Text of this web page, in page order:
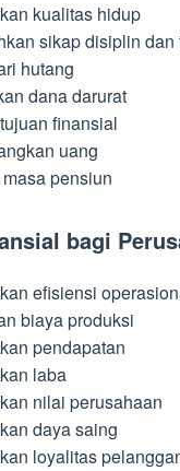
kualitas hidup
sikap disiplin dan
hutang
dana darurat
finansial
uang
pensiun
bagi
efisiensi
biaya produksi
pendapatan
laba
nilai perusahaan
daya saing
loyalitas